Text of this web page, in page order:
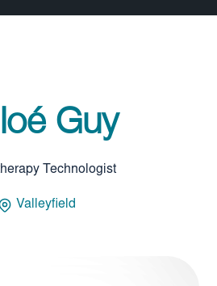
Guy
Technologist
Valleyfield